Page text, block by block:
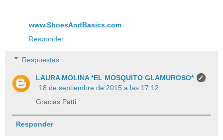
www.ShoesAndBasics.com
Responder
Respuestas
LAURA MOLINA *EL MOSQUITO GLAMUROSO*
18 de septiembre de 2015 a las 17:12
Gracias Patti
Responder